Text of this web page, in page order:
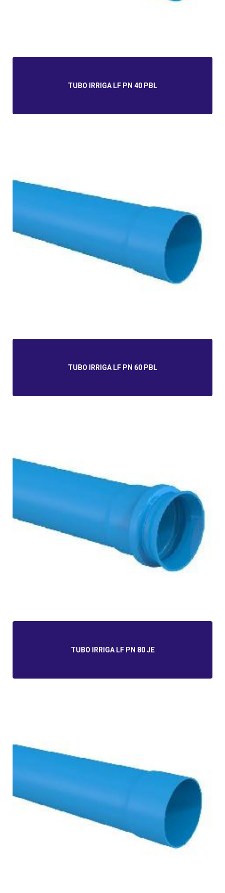
TUBO IRRIGA LF PN 40 PBL
TUBO IRRIGA LF PN 60 PBL
TUBO IRRIGA LF PN 80 JE